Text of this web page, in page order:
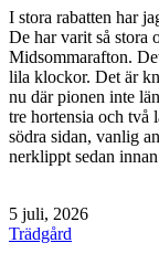
I stora rabatten har
De har varit så stora
Midsommarafton.
lila klockor. Det är
nu där pionen inte
tre hortensia och två
södra sidan, vanlig
nerklippt sedan
Publicerat
den
5 juli, 2026
Kategoriserat
Trädgård